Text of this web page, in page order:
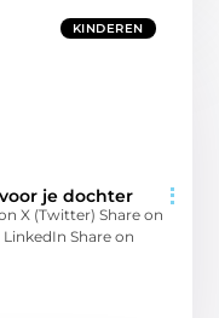
KINDEREN
je dochter
X (Twitter) Share on
Share on